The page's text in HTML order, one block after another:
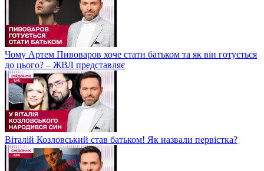
Чому Артем Пивоваров хоче стати батьком та як він готується
до цього? – ЖВЛ представляє
Віталій Козловський став батьком! Як назвали первістка?